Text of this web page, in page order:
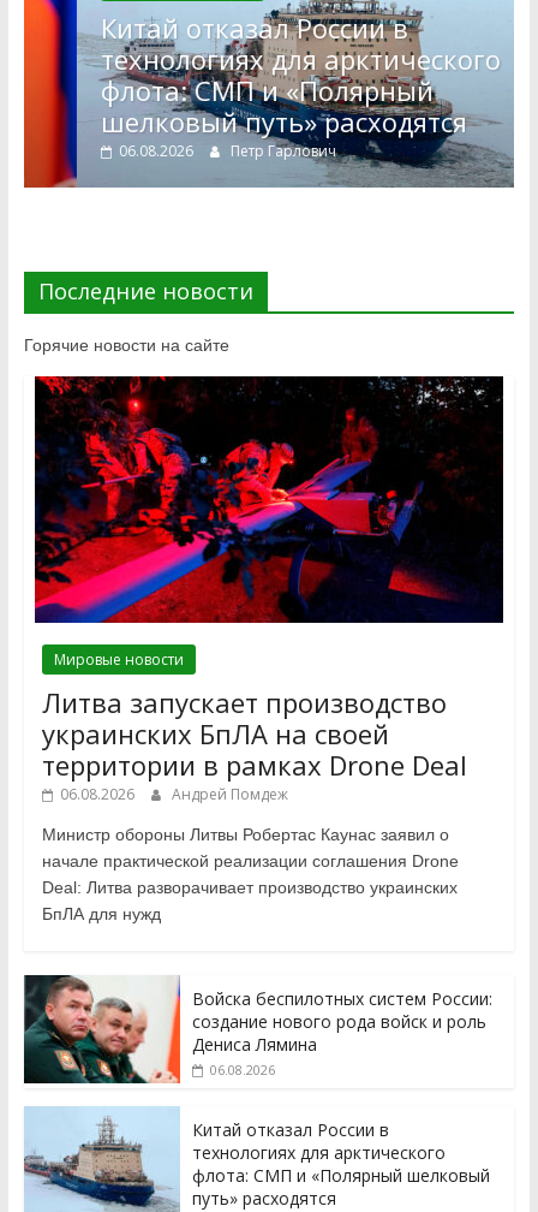
Китай отказал России в
технологиях для арктического
флота: СМП и «Полярный
шелковый путь» расходятся
06.08.2026 Петр Гарлович
Последние новости
Горячие новости на сайте
Мировые новости
Литва запускает производство
украинских БпЛА на своей
территории в рамках Drone Deal
06.08.2026 Андрей Помдеж
Министр обороны Литвы Робертас Каунас заявил о
начале практической реализации соглашения Drone
Deal: Литва разворачивает производство украинских
БпЛА для нужд
Войска беспилотных систем России:
создание нового рода войск и роль
Дениса Лямина
06.08.2026
Китай отказал России в
технологиях для арктического
флота: СМП и «Полярный шелковый
путь» расходятся